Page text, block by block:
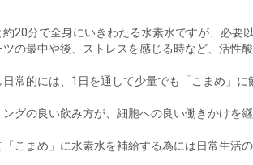
20分で全身にいきわたる水素水ですが、必要
の最中や後、ストレスを感じる時など、活性
常的には、1日を通して少量でも「こまめ」に
グの良い飲み方が、細胞への良い働きかけを継
こまめ」に水素水を補給する為には日常生活